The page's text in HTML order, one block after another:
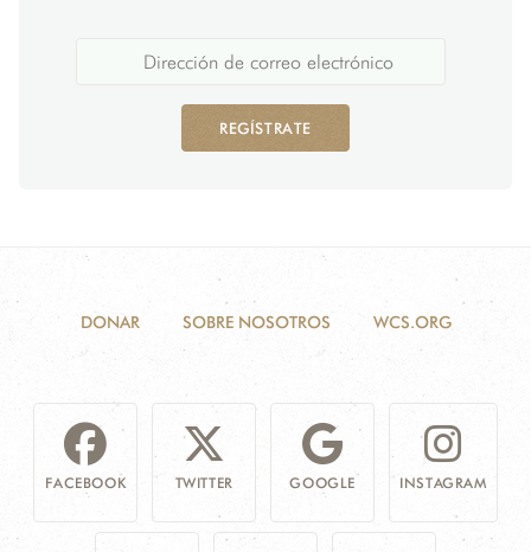
REGÍSTRATE
DONAR SOBRE NOSOTROS WCS.ORG
FACEBOOK TWITTER GOOGLE INSTAGRAM